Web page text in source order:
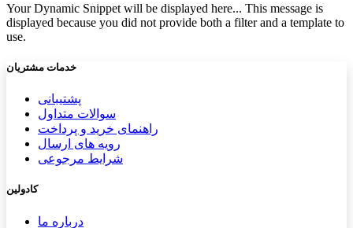
Your Dynamic Snippet will be displayed here... This message is
displayed because you did not provide both a filter and a template to
use.
خدمات مشتریان
پشتیب​​انی
سوالات متداول
راهنمای خرید و پرداخت
رویه های ارسال
شرایط مرجوعی
کادولین
درباره ما